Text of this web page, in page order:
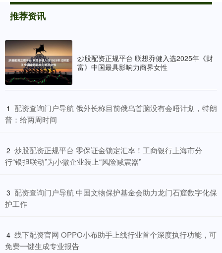
推荐资讯
炒股配资正规平台 联想乔健入选2025年《财
富》中国最具影响力商界女性
1 ​配资查询门户导航 俄外长称目前俄乌首脑没有会晤计划，特朗
普：给两周时间
2 ​炒股配资正规平台 零保证金锁定汇率！工商银行上海市分
行“银担联动”为小微企业装上“风险减震器”
3 ​配资查询门户导航 中国文物保护基金会助力龙门石窟数字化保
护工作
4 ​线下配资官网 OPPO小布助手上线行业首个深度执行功能，可
免费一键生成专业报告